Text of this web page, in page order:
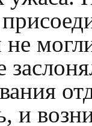
и